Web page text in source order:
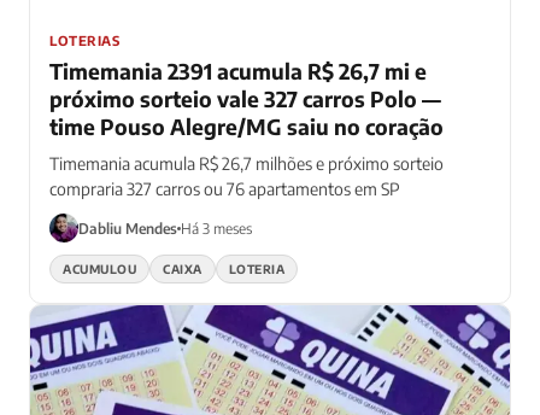
LOTERIAS
Timemania 2391 acumula R$ 26,7 mi e
próximo sorteio vale 327 carros Polo —
time Pouso Alegre/MG saiu no coração
Timemania acumula R$ 26,7 milhões e próximo sorteio
compraria 327 carros ou 76 apartamentos em SP
Dabliu Mendes Há 3 meses
ACUMULOU CAIXA LOTERIA